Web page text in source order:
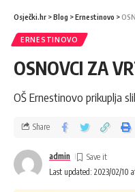
Osječki.hr >Blog >Ernestinovo >
ERNESTINOVO
OSNOVCI ZA
OŠ Ernestinovo prikuplja
Last updated: 2023/02/10
admin
Share